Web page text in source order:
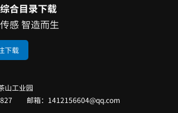
合目录下载
感 智造而生
下载
山工业园
邮箱：1412156604@qq.com